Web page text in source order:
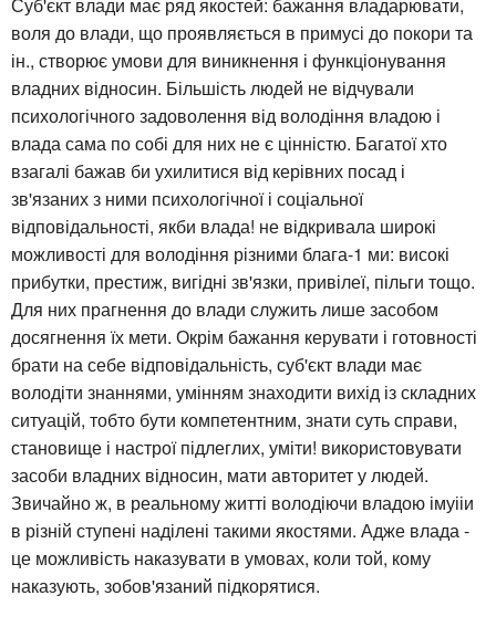
Суб'єкт влади має ряд якостей: бажання владарювати,
воля до влади, що проявляється в примусі до покори та
ін., створює умови для виникнення і функціонування
владних відносин. Більшість людей не відчували
психологічного задоволення від володіння владою і
влада сама по собі для них не є цінністю. Багатої хто
взагалі бажав би ухилитися від керівних посад і
зв'язаних з ними психологічної і соціальної
відповідальності, якби влада! не відкривала широкі
можливості для володіння різними блага-1 ми: високі
прибутки, престиж, вигідні зв'язки, привілеї, пільги тощо.
Для них прагнення до влади служить лише засобом
досягнення їх мети. Окрім бажання керувати і готовності
брати на себе відповідальність, суб'єкт влади має
володіти знаннями, умінням знаходити вихід із складних
ситуацій, тобто бути компетентним, знати суть справи,
становище і настрої підлеглих, уміти! використовувати
засоби владних відносин, мати авторитет у людей.
Звичайно ж, в реальному житті володіючи владою імуііи
в різній ступені наділені такими якостями. Адже влада -
це можливість наказувати в умовах, коли той, кому
наказують, зобов'язаний підкорятися.